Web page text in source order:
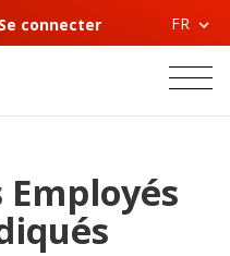
Se connecter FR
Employés